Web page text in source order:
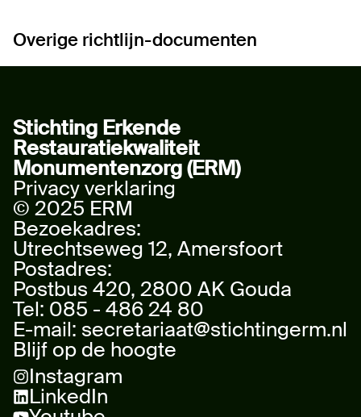
Overige richtlijn-documenten
Stichting Erkende
Restauratiekwaliteit
Monumentenzorg (ERM)
Privacy verklaring
© 2025 ERM
Bezoekadres:
Utrechtseweg 12, Amersfoort
Postadres:
Postbus 420, 2800 AK Gouda
Tel: 085 - 486 24 80
E-mail: secretariaat@stichtingerm.nl
Blijf op de hoogte
Instagram
LinkedIn